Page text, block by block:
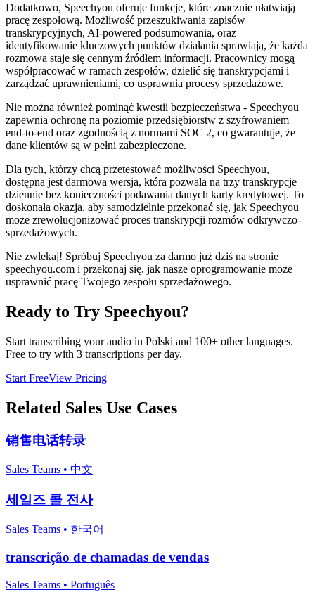
Dodatkowo, Speechyou oferuje funkcje, które znacznie ułatwiają
pracę zespołową. Możliwość przeszukiwania zapisów
transkrypcyjnych, AI-powered podsumowania, oraz
identyfikowanie kluczowych punktów działania sprawiają, że każda
rozmowa staje się cennym źródłem informacji. Pracownicy mogą
współpracować w ramach zespołów, dzielić się transkrypcjami i
zarządzać uprawnieniami, co usprawnia procesy sprzedażowe.
Nie można również pominąć kwestii bezpieczeństwa - Speechyou
zapewnia ochronę na poziomie przedsiębiorstw z szyfrowaniem
end-to-end oraz zgodnością z normami SOC 2, co gwarantuje, że
dane klientów są w pełni zabezpieczone.
Dla tych, którzy chcą przetestować możliwości Speechyou,
dostępna jest darmowa wersja, która pozwala na trzy transkrypcje
dziennie bez konieczności podawania danych karty kredytowej. To
doskonała okazja, aby samodzielnie przekonać się, jak Speechyou
może zrewolucjonizować proces transkrypcji rozmów odkrywczo-
sprzedażowych.
Nie zwlekaj! Spróbuj Speechyou za darmo już dziś na stronie
speechyou.com i przekonaj się, jak nasze oprogramowanie może
usprawnić pracę Twojego zespołu sprzedażowego.
Ready to Try Speechyou?
Start transcribing your audio in Polski and 100+ other languages.
Free to try with 3 transcriptions per day.
Start FreeView Pricing
Related Sales Use Cases
销售电话转录
Sales Teams • 中文
세일즈 콜 전사
Sales Teams • 한국어
transcrição de chamadas de vendas
Sales Teams • Português